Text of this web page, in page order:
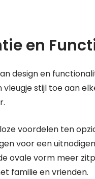
en
design en
stijl toe aan
voordelen ten
voor een
ovale vorm meer
familie en vrienden.